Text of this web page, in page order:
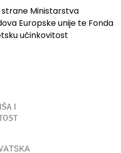
Ministarstva
Europske unije te Fonda
učinkovitost